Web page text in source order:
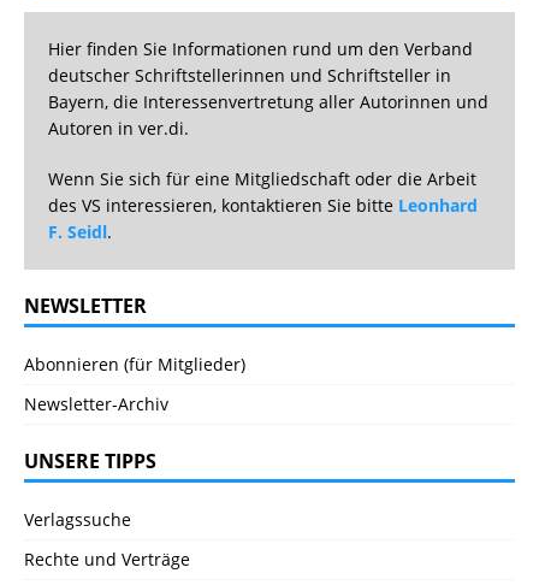
Hier finden Sie Informationen rund um den Verband
deutscher Schriftstellerinnen und Schriftsteller in
Bayern, die Interessenvertretung aller Autorinnen und
Autoren in ver.di.
Wenn Sie sich für eine Mitgliedschaft oder die Arbeit
des VS interessieren, kontaktieren Sie bitte Leonhard
F. Seidl.
NEWSLETTER
Abonnieren (für Mitglieder)
Newsletter-Archiv
UNSERE TIPPS
Verlagssuche
Rechte und Verträge